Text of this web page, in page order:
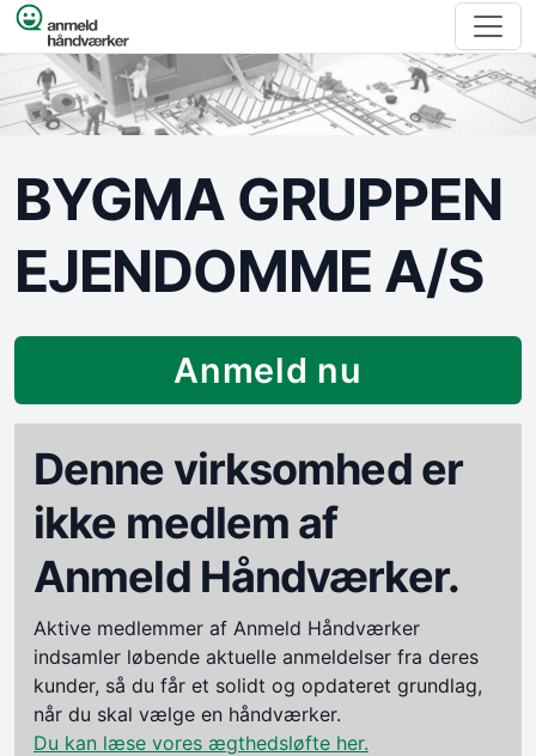
Spring til indhold
BYGMA GRUPPEN
EJENDOMME A/S
Anmeld nu
Denne virksomhed er
ikke medlem af
Anmeld Håndværker.
Aktive medlemmer af Anmeld Håndværker
indsamler løbende aktuelle anmeldelser fra deres
kunder, så du får et solidt og opdateret grundlag,
når du skal vælge en håndværker.
Du kan læse vores ægthedsløfte her.